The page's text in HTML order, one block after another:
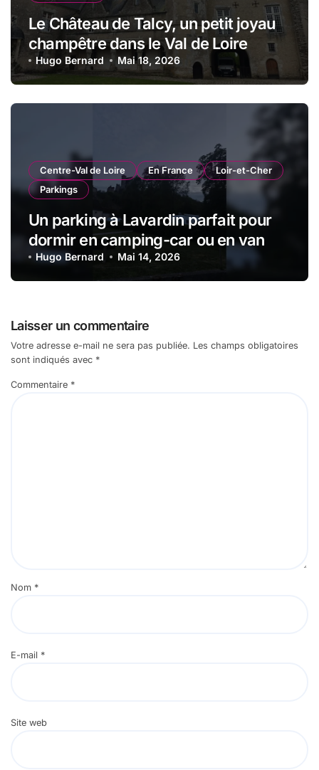
Le Château de Talcy, un petit joyau
champêtre dans le Val de Loire
Hugo Bernard Mai 18, 2026
Centre-Val de Loire En France
Loir-et-Cher
Parkings
Un parking à Lavardin parfait pour
dormir en camping-car ou en van
Hugo Bernard Mai 14, 2026
Laisser un commentaire
Votre adresse e-mail ne sera pas publiée. Les champs obligatoires
sont indiqués avec *
Commentaire *
Nom *
E-mail *
Site web